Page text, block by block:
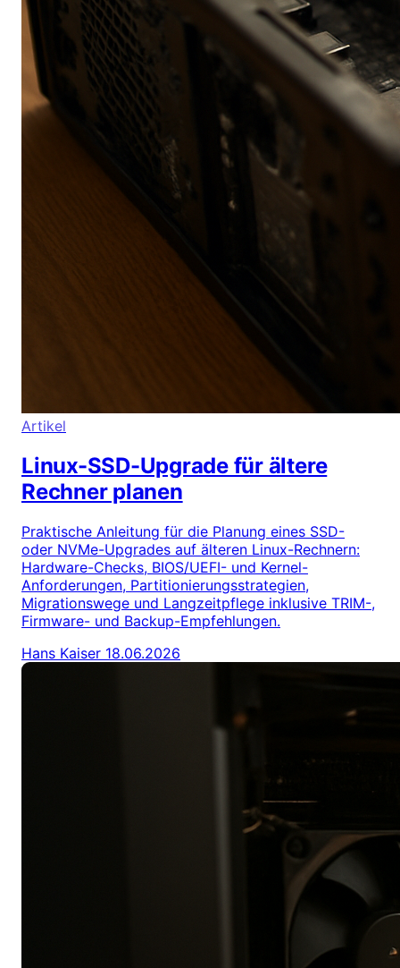
Artikel
Linux-SSD-Upgrade für ältere
Rechner planen
Praktische Anleitung für die Planung eines SSD-
oder NVMe-Upgrades auf älteren Linux-Rechnern:
Hardware-Checks, BIOS/UEFI- und Kernel-
Anforderungen, Partitionierungsstrategien,
Migrationswege und Langzeitpflege inklusive TRIM-,
Firmware- und Backup-Empfehlungen.
Hans Kaiser 18.06.2026